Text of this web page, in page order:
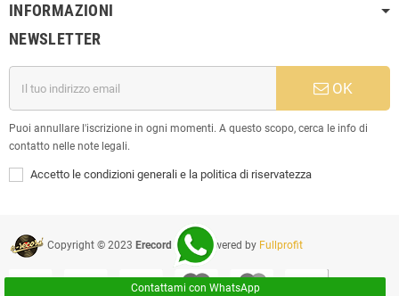
INFORMAZIONI
NEWSLETTER
OK
Puoi annullare l'iscrizione in ogni momenti. A questo scopo, cerca le info di
contatto nelle note legali.
Accetto le condizioni generali e la politica di riservatezza
Contattami con WhatsApp
Copyright © 2023 Erecord Srl| Powered by Fullprofit